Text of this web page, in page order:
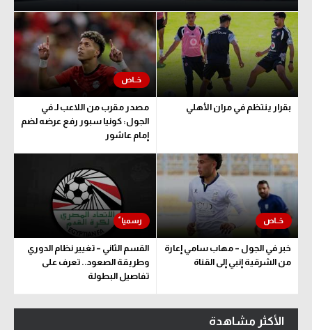
بقرار ينتظم في مران الأهلي
مصدر مقرب من اللاعب لـ في
الجول: كونيا سبور رفع عرضه لضم
إمام عاشور
خبر في الجول – مهاب سامي إعارة
من الشرقية إنبي إلى القناة
القسم الثاني – تغيير نظام الدوري
وطريقة الصعود.. تعرف على
تفاصيل البطولة
الأكثر مشاهدة